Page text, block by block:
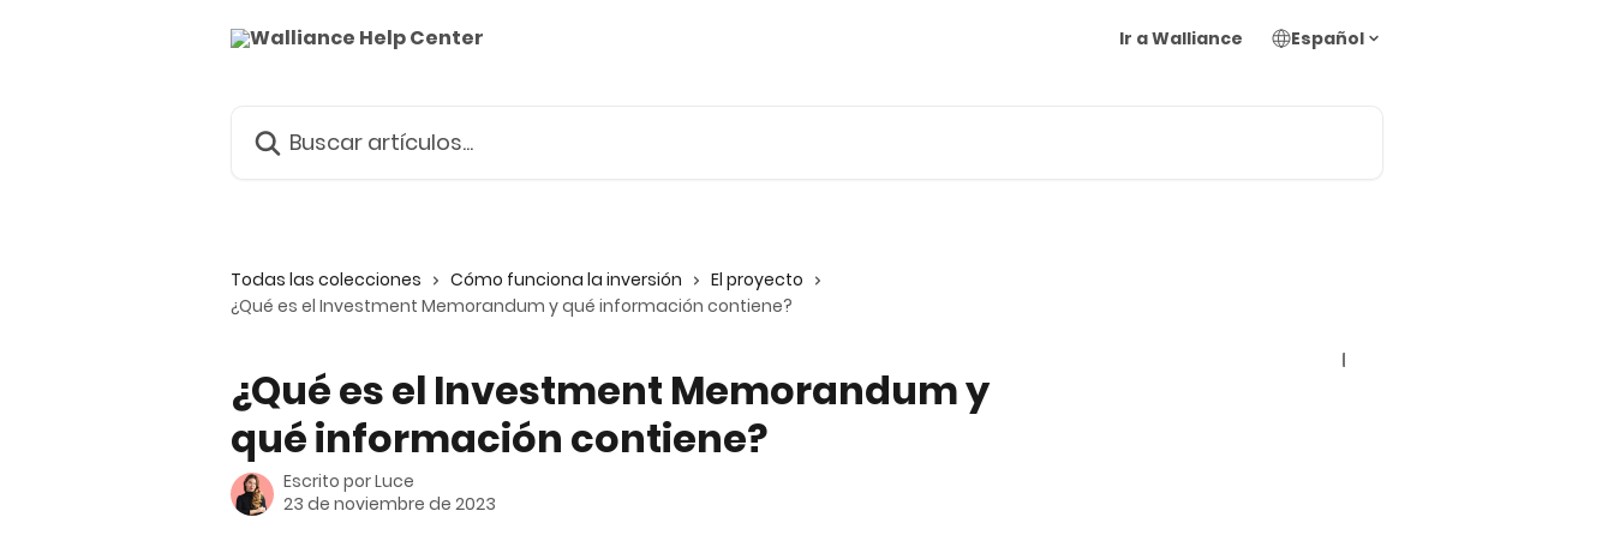
Ir a Walliance Español
Todas las colecciones Cómo funciona la inversión
El proyecto
¿Qué es el Investment Memorandum y qué información contiene?
¿Qué es el Investment Memorandum y
qué información contiene?
Escrito porLuce
23 de noviembre de 2023